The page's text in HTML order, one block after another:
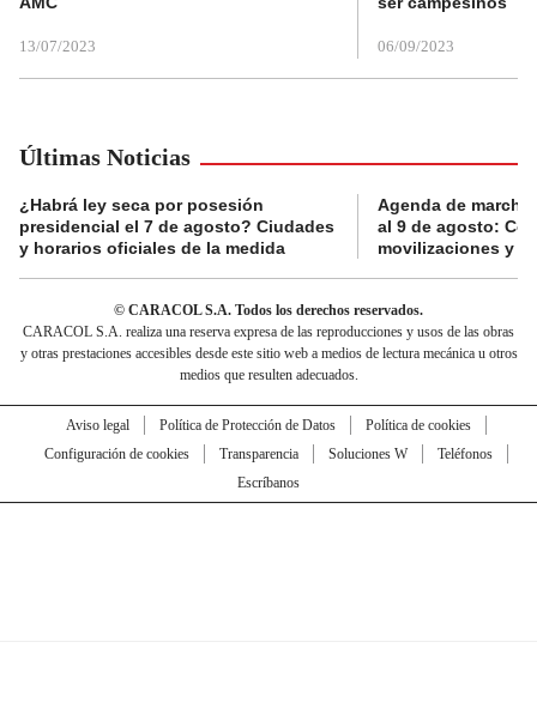
13/07/2023 06/09/2023
Últimas Noticias
¿Habrá ley seca por posesión
presidencial el 7 de agosto? Ciudades
y horarios oficiales de la medida
Agenda de
al 9 de agosto:
movilizaciones y
© CARACOL S.A. Todos los derechos reservados.
CARACOL S.A. realiza una reserva expresa de las reproducciones y usos de las obras
y otras prestaciones accesibles desde este sitio web a medios de lectura mecánica u otros
medios que resulten adecuados.
Aviso legal Política de Protección de Datos
Política de cookies
Configuración de cookies
Transparencia Soluciones W
Teléfonos
Escríbanos